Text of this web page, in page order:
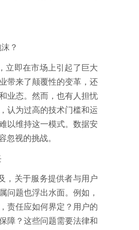
？
立即在市场上引起了巨大
带来了颠覆性的变革，还
业态。然而，也有人担忧
认为过高的技术门槛和运
以维持这一模式。数据安
忽视的挑战。
，关于服务提供者与用户
问题也浮出水面。例如，
责任应如何界定？用户的
障？这些问题需要法律和